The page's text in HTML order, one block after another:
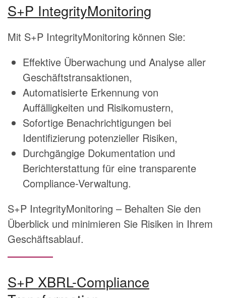
S+P IntegrityMonitoring
Mit S+P IntegrityMonitoring können Sie:
Effektive Überwachung und Analyse aller
Geschäftstransaktionen,
Automatisierte Erkennung von
Auffälligkeiten und Risikomustern,
Sofortige Benachrichtigungen bei
Identifizierung potenzieller Risiken,
Durchgängige Dokumentation und
Berichterstattung für eine transparente
Compliance-Verwaltung.
S+P IntegrityMonitoring – Behalten Sie den
Überblick und minimieren Sie Risiken in Ihrem
Geschäftsablauf.
S+P XBRL-Compliance